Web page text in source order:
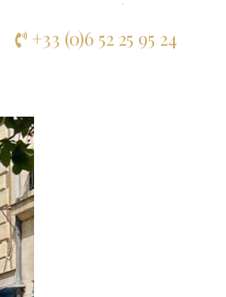
+33 (0)6 52 25 95 24